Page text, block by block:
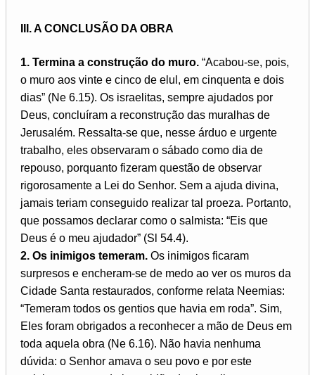
III. A CONCLUSÃO DA OBRA
1. Termina a construção do muro. “Acabou-se, pois,
o muro aos vinte e cinco de elul, em cinquenta e dois
dias” (Ne 6.15). Os israelitas, sempre ajudados por
Deus, concluíram a reconstrução das muralhas de
Jerusalém. Ressalta-se que, nesse árduo e urgente
trabalho, eles observaram o sábado como dia de
repouso, porquanto fizeram questão de observar
rigorosamente a Lei do Senhor. Sem a ajuda divina,
jamais teriam conseguido realizar tal proeza. Portanto,
que possamos declarar como o salmista: “Eis que
Deus é o meu ajudador” (Sl 54.4).
2. Os inimigos temeram. Os inimigos ficaram
surpresos e encheram-se de medo ao ver os muros da
Cidade Santa restaurados, conforme relata Neemias:
“Temeram todos os gentios que havia em roda”. Sim,
Eles foram obrigados a reconhecer a mão de Deus em
toda aquela obra (Ne 6.16). Não havia nenhuma
dúvida: o Senhor amava o seu povo e por este